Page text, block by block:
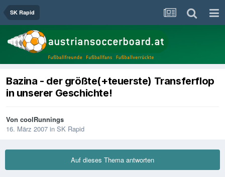
SK Rapid
Bazina - der größte(+teuerste) Transferflop
in unserer Geschichte!
Von coolRunnings
16. März 2007 in SK Rapid
Auf dieses Thema antworten